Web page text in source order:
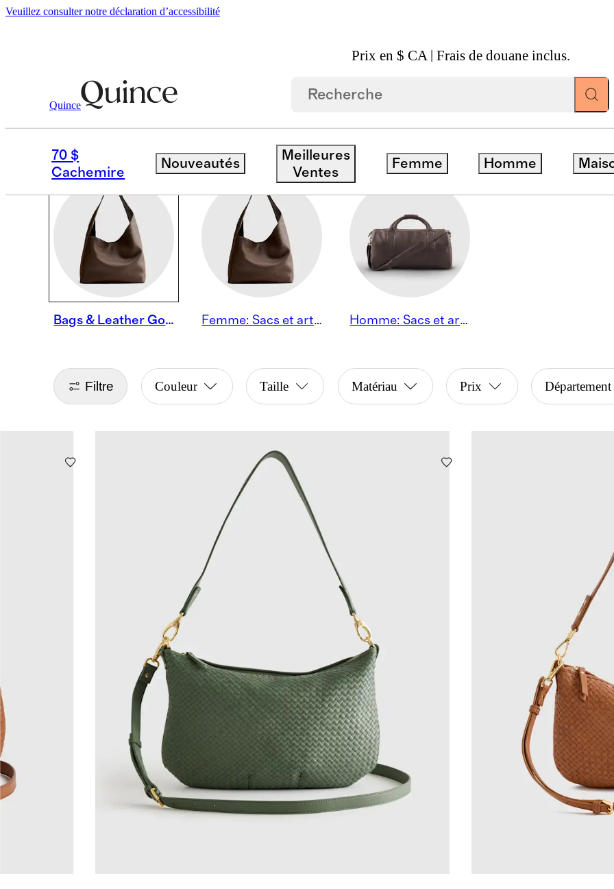
Veuillez consulter notre déclaration d’accessibilité
Prix en $ CA | Frais de douane inclus.
Quince
70 $
Cachemire
Nouveautés
Meilleures
Ventes
Femme Homme
Sacs Et Accessoires /
BAGS & LEATHER GOODS
Bags & Leather Goods Femme: Sacs et articles en cuir Homme: Sacs et articles en cuir
Filtre Couleur Taille Matériau Prix Département